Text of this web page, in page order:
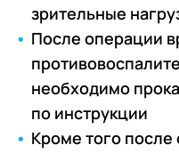
зрительные
После операции
необходимо
по инструкции
Кроме того